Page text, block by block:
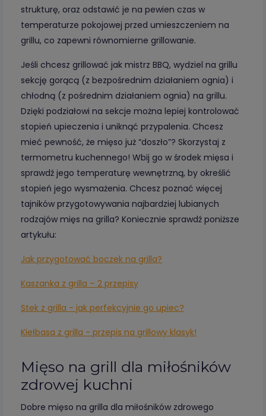
strukturę, oraz odstawić je na pewien czas w
temperaturze pokojowej przed umieszczeniem na
grillu, co zapewni równomierne grillowanie.
Jeśli chcesz grillować jak mistrz BBQ, wydziel na grillu
sekcję gorącą (z bezpośrednim działaniem ognia) i
chłodną (z pośrednim działaniem ognia) na grillu.
Dzięki podziałowi na sekcje można lepiej kontrolować
stopień upieczenia i uniknąć przypalenia. Chcesz
mieć pewność, że mięso już “doszło”? Skorzystaj z
termometru kuchennego! Wbij go w środek mięsa i
sprawdź jego temperaturę wewnętrzną, by określić
stopień jego wysmażenia. Chcesz poznać więcej
tajników przygotowywania najbardziej lubianych
rodzajów mięs na grilla? Koniecznie sprawdź poniższe
artykułu:
Jak przygotować boczek na grilla?
Kaszanka z grilla – 2 przepisy
Stek z grilla - jak perfekcyjnie go upiec?
Kiełbasa z grilla - przepis na grillowy klasyk!
Mięso na grill dla miłośników
zdrowej kuchni
Dobre mięso na grilla dla miłośników zdrowego